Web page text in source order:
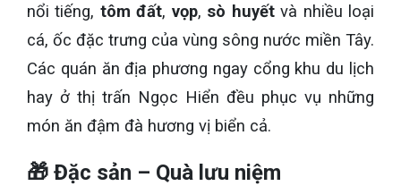
nổi tiếng, tôm đất, vọp, sò huyếtvà nhiều loại
cá, ốc đặc trưng của vùng sông nước miền Tây.
Các quán ăn địa phương ngay cổng khu du lịch
hay ở thị trấn Ngọc Hiển đều phục vụ những
món ăn đậm đà hương vị biển cả.
🎁 Đặc sản – Quà lưu niệm